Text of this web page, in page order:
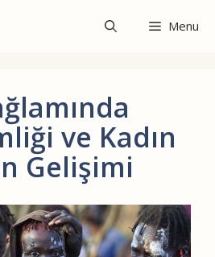
Menu
ve Kadın
Gelişimi